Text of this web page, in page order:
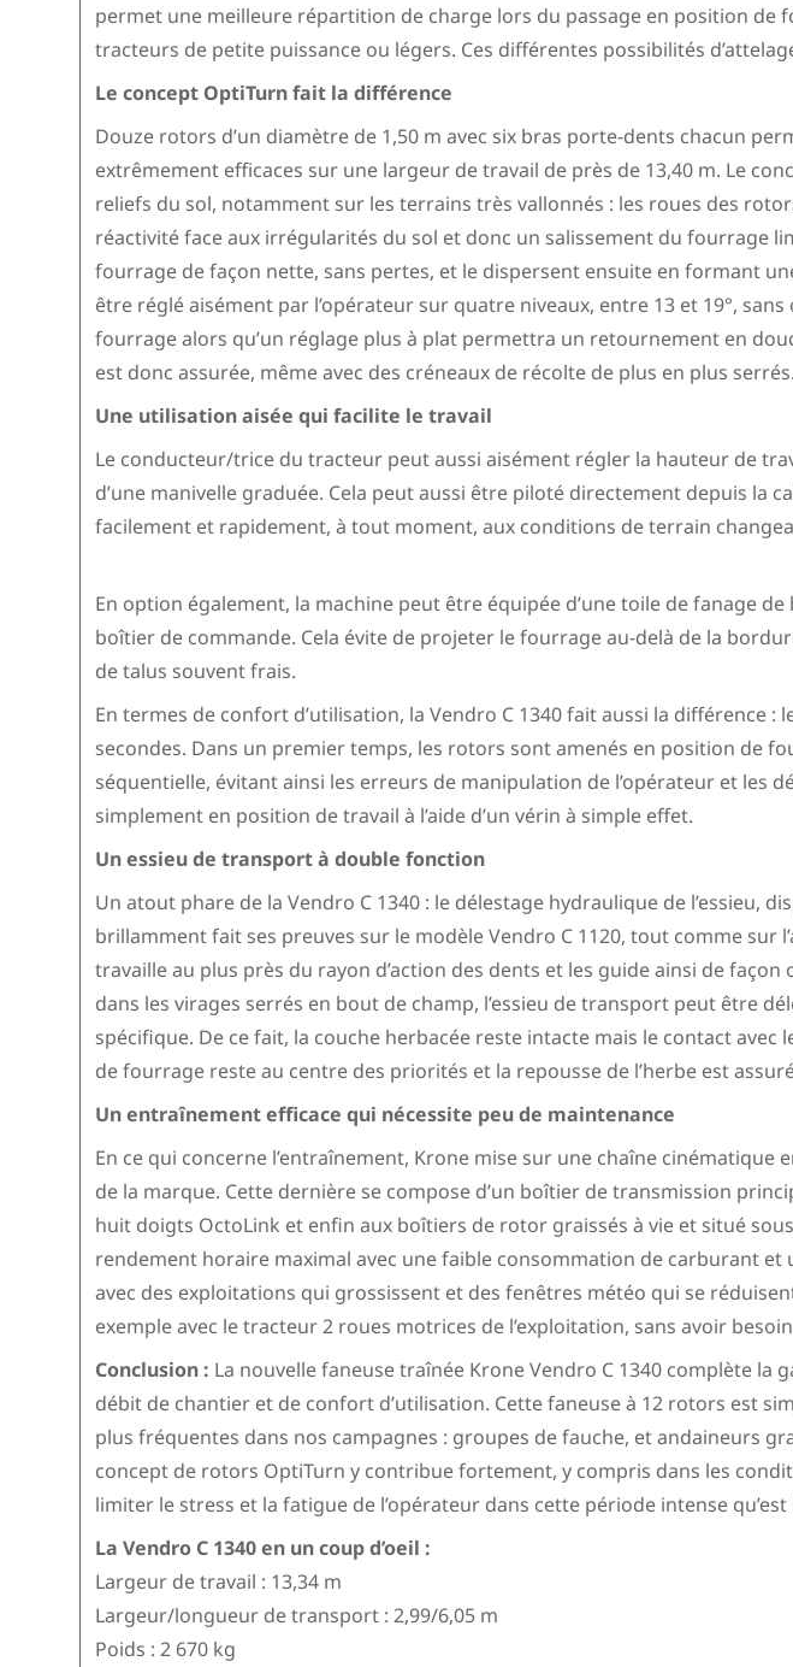
permet une meilleure répartition de charge lors du passage en position de
tracteurs de petite puissance ou légers. Ces différentes possibilités
Le concept OptiTurn fait la différence
Douze rotors d’un diamètre de 1,50 m avec six bras porte-dents chacun
extrêmement efficaces sur une largeur de travail de près de 13,40 m. Le
reliefs du sol, notamment sur les terrains très vallonnés : les roues des
réactivité face aux irrégularités du sol et donc un salissement du fourrage
fourrage de façon nette, sans pertes, et le dispersent ensuite en formant
être réglé aisément par l’opérateur sur quatre niveaux, entre 13 et 19°,
fourrage alors qu’un réglage plus à plat permettra un retournement en
est donc assurée, même avec des créneaux de récolte de plus en plus serrés.
Une utilisation aisée qui facilite le travail
Le conducteur/trice du tracteur peut aussi aisément régler la hauteur de
d’une manivelle graduée. Cela peut aussi être piloté directement depuis la
facilement et rapidement, à tout moment, aux conditions de terrain
En option également, la machine peut être équipée d’une toile de fanage
boîtier de commande. Cela évite de projeter le fourrage au-delà de la
de talus souvent frais.
En termes de confort d’utilisation, la Vendro C 1340 fait aussi la différence
secondes. Dans un premier temps, les rotors sont amenés en position de
séquentielle, évitant ainsi les erreurs de manipulation de l’opérateur et les
simplement en position de travail à l’aide d’un vérin à simple effet.
Un essieu de transport à double fonction
Un atout phare de la Vendro C 1340 : le délestage hydraulique de l’essieu,
brillamment fait ses preuves sur le modèle Vendro C 1120, tout comme sur
travaille au plus près du rayon d’action des dents et les guide ainsi de
dans les virages serrés en bout de champ, l’essieu de transport peut être
spécifique. De ce fait, la couche herbacée reste intacte mais le contact
de fourrage reste au centre des priorités et la repousse de l’herbe est
Un entraînement efficace qui nécessite peu de maintenance
En ce qui concerne l’entraînement, Krone mise sur une chaîne
de la marque. Cette dernière se compose d’un boîtier de transmission
huit doigts OctoLink et enfin aux boîtiers de rotor graissés à vie et situé
rendement horaire maximal avec une faible consommation de carburant et
avec des exploitations qui grossissent et des fenêtres météo qui se
exemple avec le tracteur 2 roues motrices de l’exploitation, sans avoir
Conclusion : La nouvelle faneuse traînée Krone Vendro C 1340 complète
débit de chantier et de confort d’utilisation. Cette faneuse à 12 rotors est
plus fréquentes dans nos campagnes : groupes de fauche, et andaineurs
concept de rotors OptiTurn y contribue fortement, y compris dans les
limiter le stress et la fatigue de l’opérateur dans cette période intense
La Vendro C 1340 en un coup d’oeil :
Largeur de travail : 13,34 m
Largeur/longueur de transport : 2,99/6,05 m
Poids : 2 670 kg